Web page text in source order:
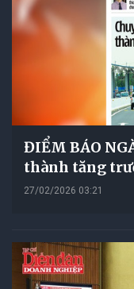
ĐIỂM BÁO
thành tăng
27/02/2026 03:21